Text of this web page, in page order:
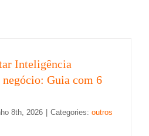
Inteligência
Guia com 6
8th, 2026 Categories: outros